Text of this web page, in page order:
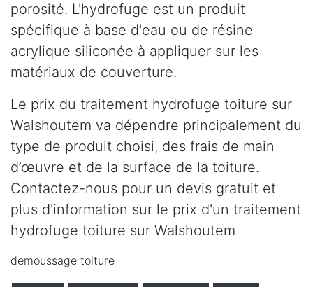
porosité. L'hydrofuge est un produit
spécifique à base d'eau ou de résine
acrylique siliconée à appliquer sur les
matériaux de couverture.
Le prix du traitement hydrofuge toiture sur
Walshoutem va dépendre principalement du
type de produit choisi, des frais de main
d’œuvre et de la surface de la toiture.
Contactez-nous pour un devis gratuit et
plus d'information sur le prix d'un traitement
hydrofuge toiture sur Walshoutem
demoussage toiture